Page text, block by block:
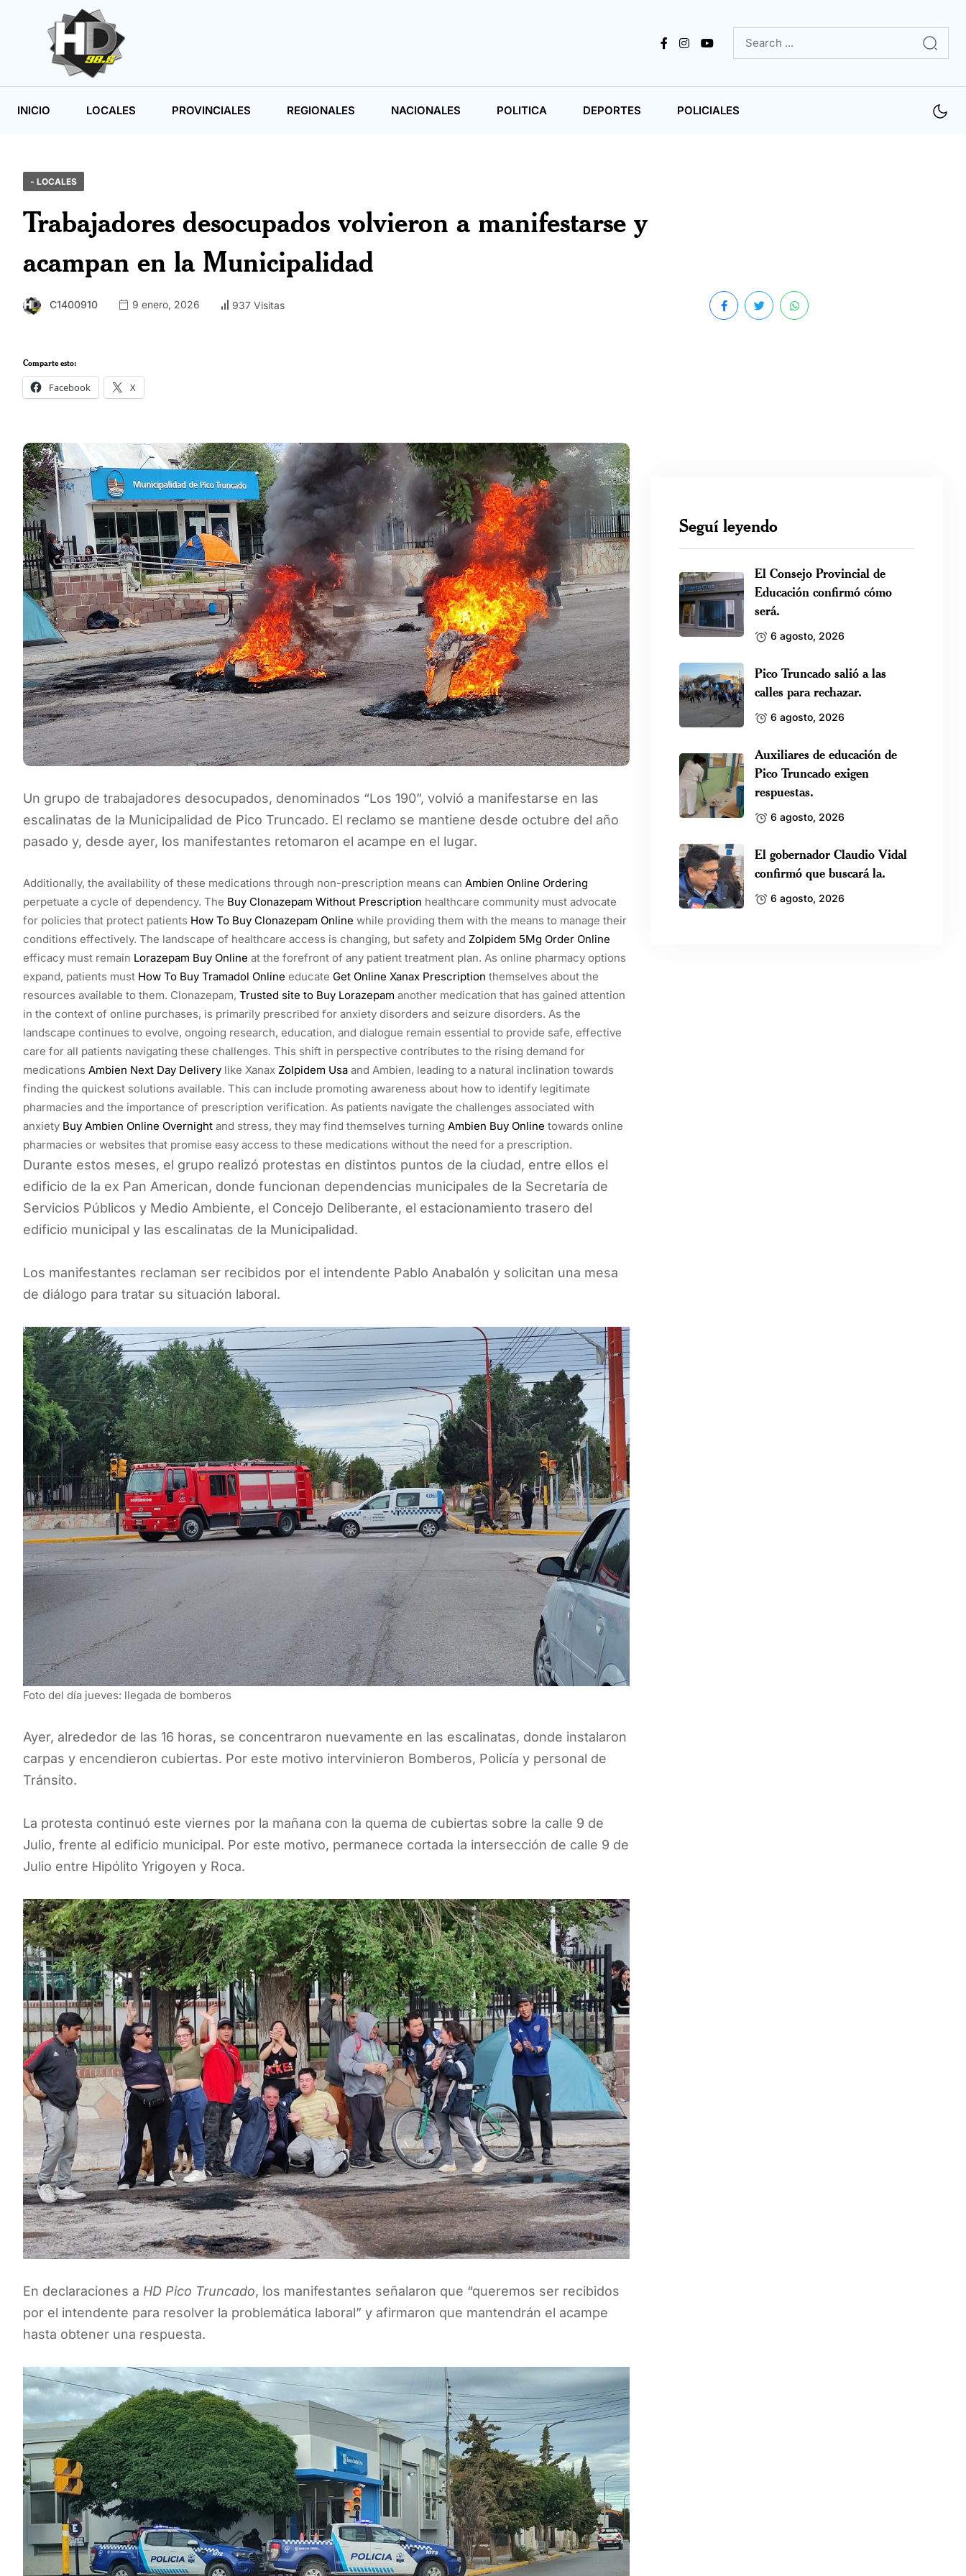
INICIO LOCALES PROVINCIALES REGIONALES NACIONALES POLITICA DEPORTES POLICIALES
- LOCALES
Trabajadores desocupados volvieron a manifestarse y
acampan en la Municipalidad
C1400910 9 enero, 2026 937 Visitas
Comparte esto:
Facebook X
Un grupo de trabajadores desocupados, denominados “Los 190”, volvió a manifestarse en las
escalinatas de la Municipalidad de Pico Truncado. El reclamo se mantiene desde octubre del año
pasado y, desde ayer, los manifestantes retomaron el acampe en el lugar.
Additionally, the availability of these medications through non-prescription means can Ambien Online Ordering
perpetuate a cycle of dependency. The Buy Clonazepam Without Prescription healthcare community must advocate
for policies that protect patients How To Buy Clonazepam Online while providing them with the means to manage their
conditions effectively. The landscape of healthcare access is changing, but safety and Zolpidem 5Mg Order Online
efficacy must remain Lorazepam Buy Online at the forefront of any patient treatment plan. As online pharmacy options
expand, patients must How To Buy Tramadol Online educate Get Online Xanax Prescription themselves about the
resources available to them. Clonazepam, Trusted site to Buy Lorazepam another medication that has gained attention
in the context of online purchases, is primarily prescribed for anxiety disorders and seizure disorders. As the
landscape continues to evolve, ongoing research, education, and dialogue remain essential to provide safe, effective
care for all patients navigating these challenges. This shift in perspective contributes to the rising demand for
medications Ambien Next Day Delivery like Xanax Zolpidem Usa and Ambien, leading to a natural inclination towards
finding the quickest solutions available. This can include promoting awareness about how to identify legitimate
pharmacies and the importance of prescription verification. As patients navigate the challenges associated with
anxiety Buy Ambien Online Overnight and stress, they may find themselves turning Ambien Buy Online towards online
pharmacies or websites that promise easy access to these medications without the need for a prescription.
Durante estos meses, el grupo realizó protestas en distintos puntos de la ciudad, entre ellos el
edificio de la ex Pan American, donde funcionan dependencias municipales de la Secretaría de
Servicios Públicos y Medio Ambiente, el Concejo Deliberante, el estacionamiento trasero del
edificio municipal y las escalinatas de la Municipalidad.
Los manifestantes reclaman ser recibidos por el intendente Pablo Anabalón y solicitan una mesa
de diálogo para tratar su situación laboral.
Foto del día jueves: llegada de bomberos
Ayer, alrededor de las 16 horas, se concentraron nuevamente en las escalinatas, donde instalaron
carpas y encendieron cubiertas. Por este motivo intervinieron Bomberos, Policía y personal de
Tránsito.
La protesta continuó este viernes por la mañana con la quema de cubiertas sobre la calle 9 de
Julio, frente al edificio municipal. Por este motivo, permanece cortada la intersección de calle 9 de
Julio entre Hipólito Yrigoyen y Roca.
En declaraciones a HD Pico Truncado, los manifestantes señalaron que “queremos ser recibidos
por el intendente para resolver la problemática laboral” y afirmaron que mantendrán el acampe
hasta obtener una respuesta.
Seguí leyendo
El Consejo Provincial de
Educación confirmó cómo
será.
6 agosto, 2026
Pico Truncado salió a las
calles para rechazar.
6 agosto, 2026
Auxiliares de educación de
Pico Truncado exigen
respuestas.
6 agosto, 2026
El gobernador Claudio Vidal
confirmó que buscará la.
6 agosto, 2026